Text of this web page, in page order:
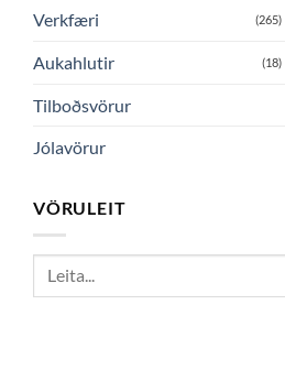
Verkfæri (265)
Aukahlutir (18)
Tilboðsvörur
Jólavörur
VÖRULEIT
Search